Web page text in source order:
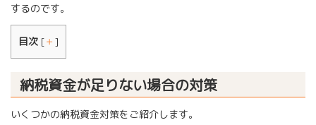
するのです。
目次 [＋ ]
納税資金が足りない場合の対策
いくつかの納税資金対策をご紹介します。